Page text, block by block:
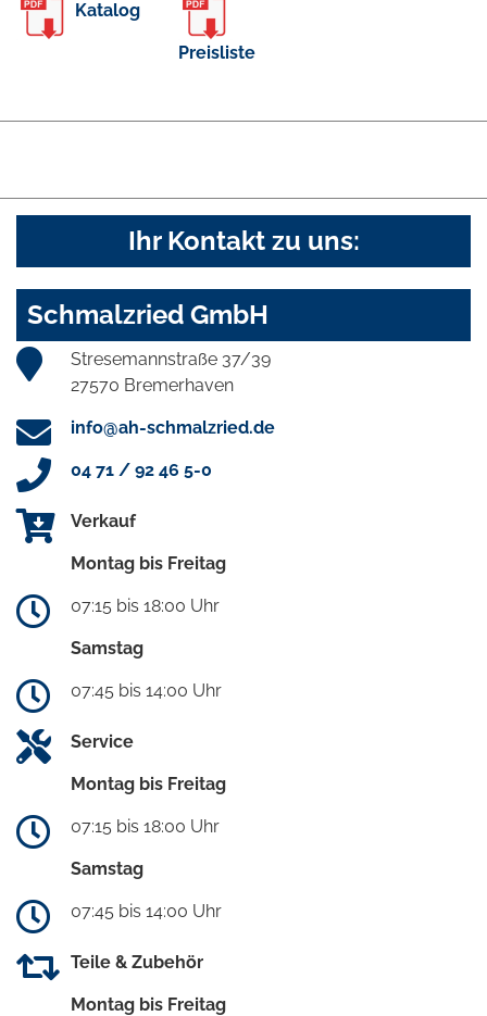
Katalog
Preisliste
Ihr Kontakt zu uns:
Schmalzried GmbH
Stresemannstraße 37/39
27570 Bremerhaven
info@ah-schmalzried.de
04 71 / 92 46 5-0
Verkauf
Montag bis Freitag
07:15 bis 18:00 Uhr
Samstag
07:45 bis 14:00 Uhr
Service
Montag bis Freitag
07:15 bis 18:00 Uhr
Samstag
07:45 bis 14:00 Uhr
Teile & Zubehör
Montag bis Freitag